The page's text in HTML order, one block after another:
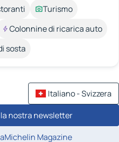
Turismo
Colonnine di ricarica auto
sosta
Italiano - Svizzera
nostra newsletter
Magazine